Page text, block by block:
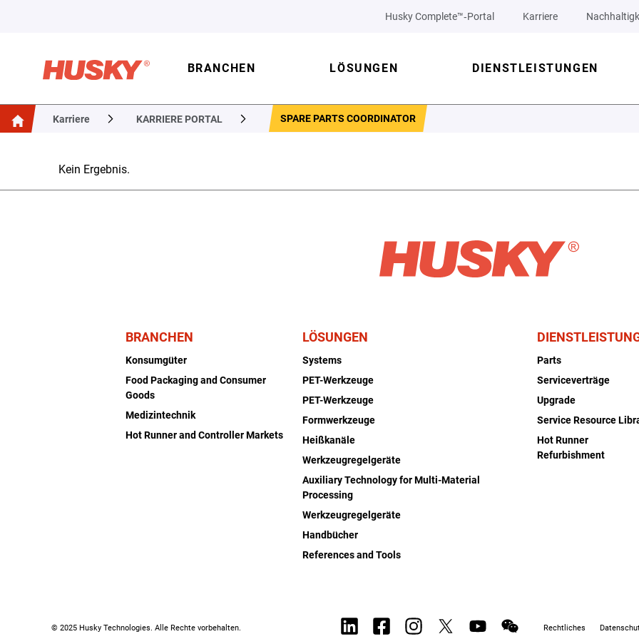
Husky Complete™‑Portal Karriere
BRANCHEN LÖSUNGEN DIENSTLEISTUNGEN
Karriere KARRIERE PORTAL SPARE PARTS COORDINATOR
Kein Ergebnis.
BRANCHEN
Konsumgüter
Food Packaging and Consumer
Goods
Medizintechnik
Hot Runner and Controller Markets
LÖSUNGEN
Systems
PET-Werkzeuge
PET-Werkzeuge
Formwerkzeuge
Heißkanäle
Werkzeugregelgeräte
Auxiliary Technology for Multi-Material
Processing
Werkzeugregelgeräte
Handbücher
References and Tools
Parts
Serviceverträge
Upgrade
Service Resource
Hot Runner
Refurbishment
Rechtliches
© 2025 Husky Technologies. Alle Rechte vorbehalten.